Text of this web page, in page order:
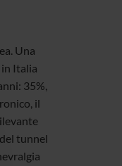
Una
Italia
35%,
il
tunnel